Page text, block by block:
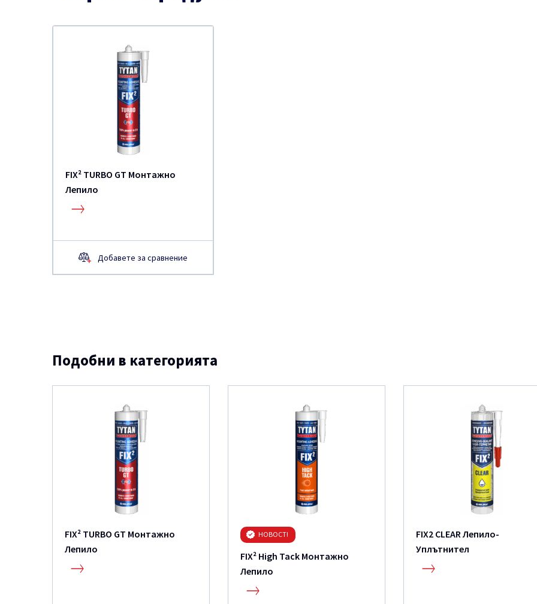
FIX² TURBO GT Монтажно
Лепило
Добавете за сравнение
Подобни в категорията
FIX² TURBO GT Монтажно
Лепило
НОВОСТ!
FIX² High Tack Монтажно
Лепило
FIX2 CLEAR Лепило-
Уплътнител